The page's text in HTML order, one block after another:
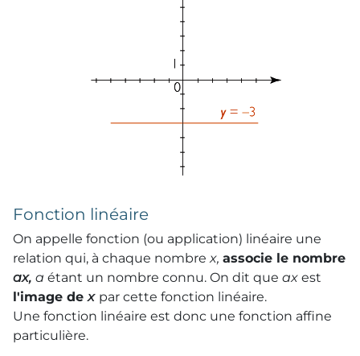
Fonction linéaire
On appelle fonction (ou application) linéaire une
relation qui, à chaque nombrex, associe le nombre
ax, a étant un nombre connu. On dit que ax est
l'image dex par cette fonction linéaire.
Une fonction linéaire est donc une fonction affine
particulière.